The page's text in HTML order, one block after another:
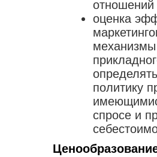
отношений
оценка
политику
спросе и